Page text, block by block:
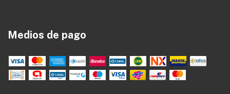
Medios de pago